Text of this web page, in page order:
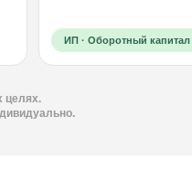
ИП · Оборотный капитал
целях.